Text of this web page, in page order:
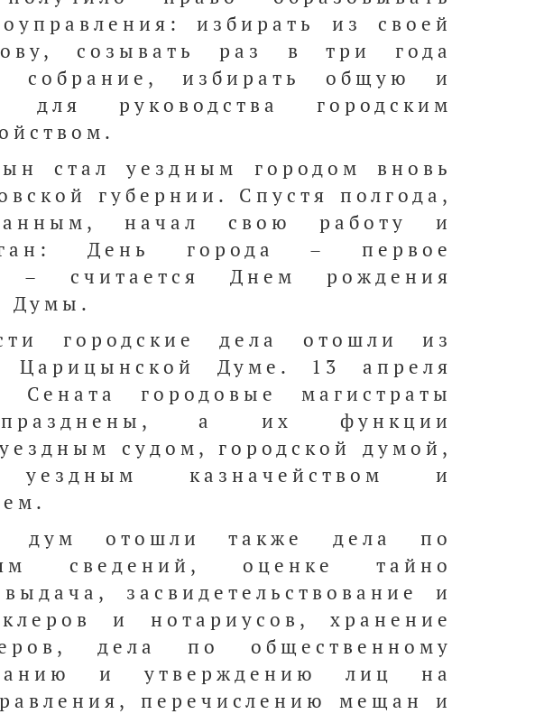
избирать из своей
созывать раз в три года
собрание, избирать общую и
для руководства городским
стал уездным городом вновь
губернии. Спустя полгода,
начал свою работу и
День города – первое
– считается Днем рождения
Думы.
городские дела отошли из
Царицынской Думе. 13 апреля
Сената городовые магистраты
а их функции
судом, городской думой,
уездным казначейством и
дум отошли также дела по
сведений, оценке тайно
засвидетельствование и
и нотариусов, хранение
дела по общественному
и утверждению лиц на
перечислению мещан и